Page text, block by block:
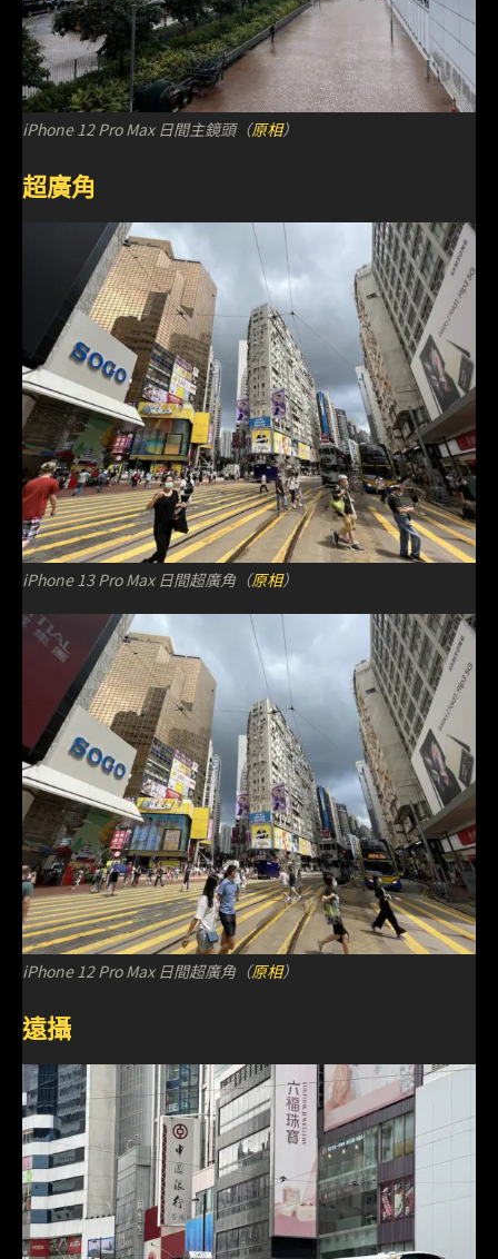
iPhone 12 Pro Max 日間主鏡頭（原相）
超廣角
iPhone 13 Pro Max 日間超廣角（原相）
iPhone 12 Pro Max 日間超廣角（原相）
遠攝